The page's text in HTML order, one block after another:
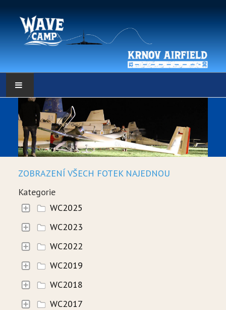
HLAVNÍ STRÁNKA
POČASÍ
POČASÍ - DATA
WEBKAMERY
LOW RES METEO
SELF BRIEFING
HISTORIE
WAVECAMP 2024
WAVECAMP 2023
ZOBRAZENÍ VŠECH FOTEK NAJEDNOU
Kategorie
WC2025
WC2023
WC2022
WC2019
WC2018
WC2017